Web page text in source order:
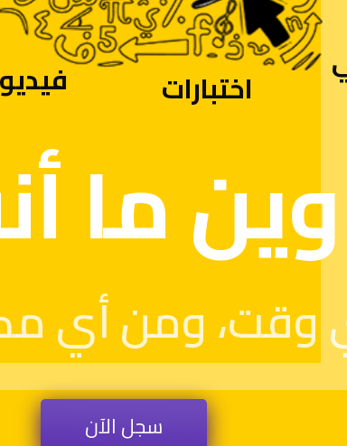
سجل الآن
وقت، ومن أي
وين ما
اختبارات